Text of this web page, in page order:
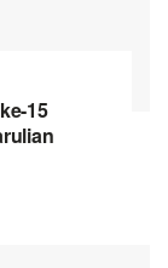
15